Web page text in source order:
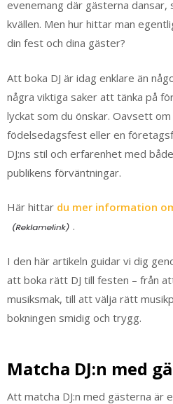
evenemang där gästerna dansar,
kvällen. Men hur hittar man
din fest och dina gäster?
Att boka DJ är idag enklare än
några viktiga saker att tänka på
lyckat som du önskar. Oavsett
födelsedagsfest eller en
DJ:ns stil och erfarenhet med
publikens förväntningar.
Här hittar du mer information
.
I den här artikeln guidar vi dig
att boka rätt DJ till festen – från
musiksmak, till att välja rätt
bokningen smidig och trygg.
Matcha DJ:n med
Att matcha DJ:n med gästerna är